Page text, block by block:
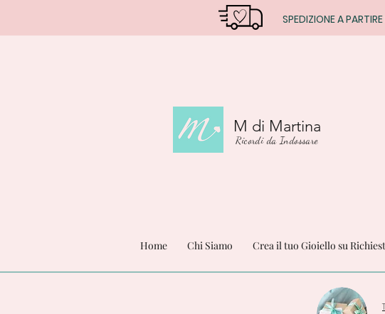
SPEDIZIONE A
M di Martina
Ricordi da Indossare
Home Chi Siamo Crea il tuo Gioiello su